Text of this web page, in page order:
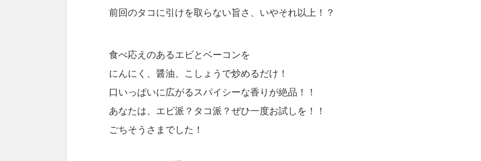
前回のタコに引けを取らない旨さ、いやそれ以上！？
食べ応えのあるエビとベーコンを
にんにく、醤油、こしょうで炒めるだけ！
口いっぱいに広がるスパイシーな香りが絶品！！
あなたは、エビ派？タコ派？ぜひ一度お試しを！！
ごちそうさまでした！